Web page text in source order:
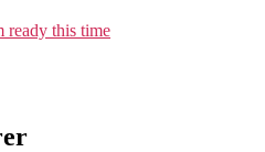
ready this time